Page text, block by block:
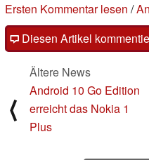
Ersten Kommentar lesen /
Diesen Artikel
⟨
Ältere News
Android 10 Go Edition
erreicht das Nokia 1
Plus